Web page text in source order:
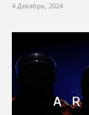
4 Декабрь, 2024